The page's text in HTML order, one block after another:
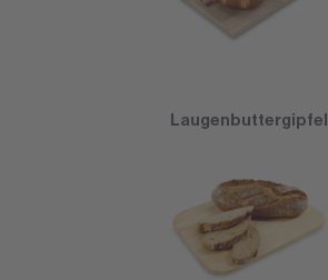
Laugenbuttergipfel